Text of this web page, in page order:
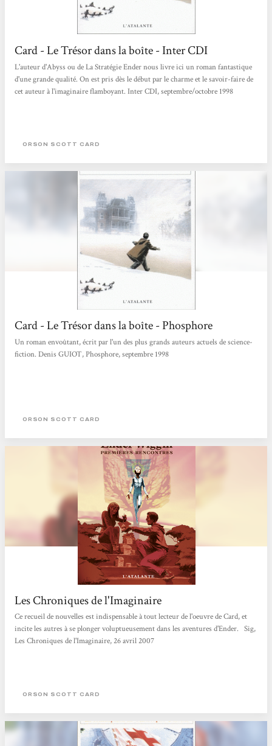
Card - Le Trésor dans la boîte - Inter CDI
L'auteur d'Abyss ou de La Stratégie Ender nous livre ici un roman fantastique
d'une grande qualité. On est pris dès le début par le charme et le savoir-faire de
cet auteur à l'imaginaire flamboyant. Inter CDI, septembre/octobre 1998
ORSON SCOTT CARD
Card - Le Trésor dans la boîte - Phosphore
Un roman envoûtant, écrit par l'un des plus grands auteurs actuels de science-
fiction. Denis GUIOT, Phosphore, septembre 1998
ORSON SCOTT CARD
Les Chroniques de l'Imaginaire
Ce recueil de nouvelles est indispensable à tout lecteur de l'oeuvre de Card, et
incite les autres à se plonger voluptueusement dans les aventures d'Ender. Sig,
Les Chroniques de l'Imaginaire, 26 avril 2007
ORSON SCOTT CARD